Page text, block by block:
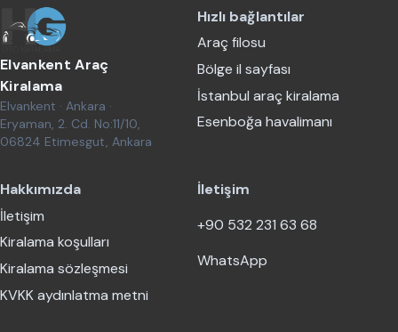
Elvankent Araç
Kiralama
Elvankent · Ankara ·
Eryaman, 2. Cd. No:11/10,
06824 Etimesgut, Ankara
Hızlı bağlantılar
Araç filosu
Bölge il sayfası
İstanbul araç kiralama
Esenboğa havalimanı
Hakkımızda
İletişim
Kiralama koşulları
Kiralama sözleşmesi
KVKK aydınlatma metni
İletişim
+90 532 231 63 68
WhatsApp